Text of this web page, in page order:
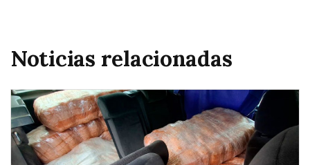
Noticias relacionadas